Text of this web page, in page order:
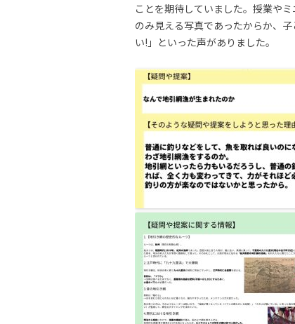
ことを期待していました。授業や
のみ見える写真であったからか、
い!」といった声がありました。